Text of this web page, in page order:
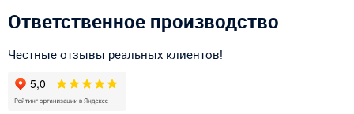
Ответственное производство
Честные отзывы реальных клиентов!